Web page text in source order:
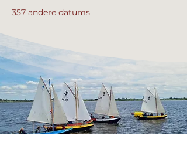
357 andere datums
Andere datum selecteren
Meld mij aan!